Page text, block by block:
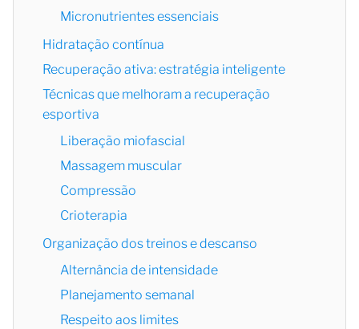
Micronutrientes essenciais
Hidratação contínua
Recuperação ativa: estratégia inteligente
Técnicas que melhoram a recuperação
esportiva
Liberação miofascial
Massagem muscular
Compressão
Crioterapia
Organização dos treinos e descanso
Alternância de intensidade
Planejamento semanal
Respeito aos limites